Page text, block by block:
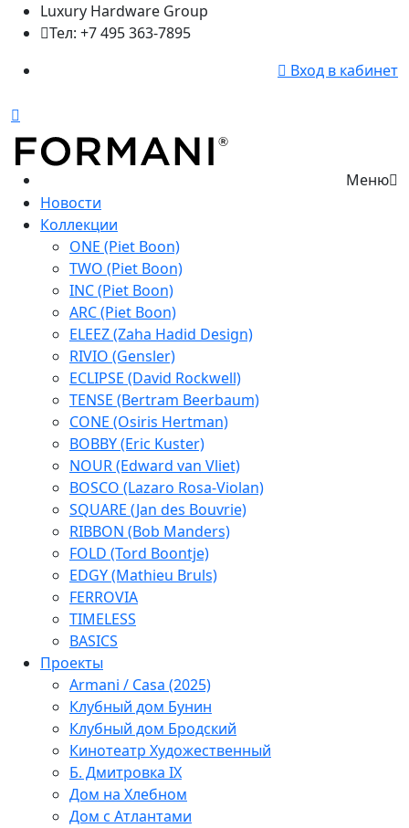
Luxury Hardware Group
Тел: +7 495 363-7895
Вход в кабинет
Меню
Новости
Коллекции
ONE (Piet Boon)
TWO (Piet Boon)
INC (Piet Boon)
ARC (Piet Boon)
ELEEZ (Zaha Hadid Design)
RIVIO (Gensler)
ECLIPSE (David Rockwell)
TENSE (Bertram Beerbaum)
CONE (Osiris Hertman)
BOBBY (Eric Kuster)
NOUR (Edward van Vliet)
BOSCO (Lazaro Rosa-Violan)
SQUARE (Jan des Bouvrie)
RIBBON (Bob Manders)
FOLD (Tord Boontje)
EDGY (Mathieu Bruls)
FERROVIA
TIMELESS
BASICS
Проекты
Armani / Casa (2025)
Клубный дом Бунин
Клубный дом Бродский
Кинотеатр Художественный
Б. Дмитровка IX
Дом на Хлебном
Дом с Атлантами